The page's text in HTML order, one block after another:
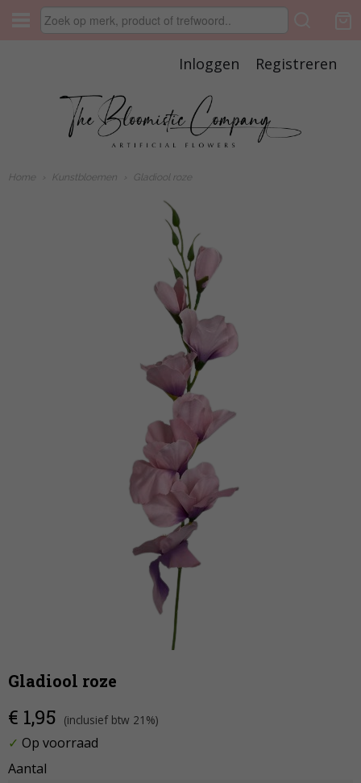
Inloggen Registreren
Home Kunstbloemen Gladiool roze
Gladiool roze
€ 1,95 (inclusief btw 21%)
✓ Op voorraad
Aantal